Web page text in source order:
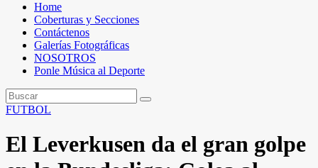
Home
Coberturas y Secciones
Contáctenos
Galerías Fotográficas
NOSOTROS
Ponle Música al Deporte
FUTBOL
El Leverkusen da el gran golpe